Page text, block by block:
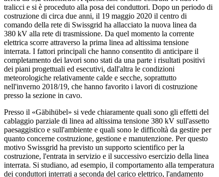
tralicci e si è proceduto alla posa dei conduttori. Dopo un periodo di
costruzione di circa due anni, il 19 maggio 2020 il centro di
comando della rete di Swissgrid ha allacciato la nuova linea da
380 kV alla rete di trasmissione. Da quel momento la corrente
elettrica scorre attraverso la prima linea ad altissima tensione
interrata. I fattori principali che hanno consentito di anticipare il
completamento dei lavori sono stati da una parte i risultati positivi
dei piani progettuali ed esecutivi, dall'altra le condizioni
meteorologiche relativamente calde e secche, soprattutto
nell'inverno 2018/19, che hanno favorito i lavori di costruzione
presso la sezione in cavo.
Presso il «Gäbihübel» si vede chiaramente quali sono gli effetti del
cablaggio parziale di linea ad altissima tensione 380 kV sull'assetto
paesaggistico e sull'ambiente e quali sono le difficoltà da gestire per
quanto concerne costruzione, gestione e manutenzione. Per questo
motivo Swissgrid ha previsto un supporto scientifico per la
costruzione, l'entrata in servizio e il successivo esercizio della linea
interrata. Si studiano, ad esempio, il comportamento alla temperatura
dei conduttori interrati a seconda del carico elettrico, l'andamento